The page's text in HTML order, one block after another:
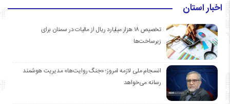
اخبار استان
تخصیص ۱۸ هزار میلیارد ریال از مالیات در سمنان برای
زیرساخت‌ها
انسجام ملی لازمه امروز؛ «جنگ روایت‌ها» مدیریت هوشمند
رسانه می‌خواهد